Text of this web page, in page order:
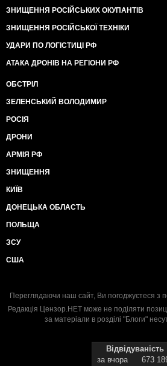
ЗНИЩЕННЯ РОСІЙСЬКИХ ОКУПАНТІВ
ЗНИЩЕННЯ РОСІЙСЬКОЇ ТЕХНІКИ
УДАРИ ПО ЛОГІСТИЦІ РФ
АТАКА ДРОНІВ НА РЕГІОНИ РФ
ОБСТРІЛ
ЗЕЛЕНСЬКИЙ ВОЛОДИМИР
РОСІЯ
ДРОНИ
АРМІЯ РФ
ЗНИЩЕННЯ
КИЇВ
ДОНЕЦЬКА ОБЛАСТЬ
ПОЛЬЩА
ЗСУ
США
Переглядаючи наш сайт, Ви погоджуєтеся з
Редакція Цензор.НЕТ може не поділяти
за матеріали в розділі "Блоги"
Відвідуваність
за вчора
673